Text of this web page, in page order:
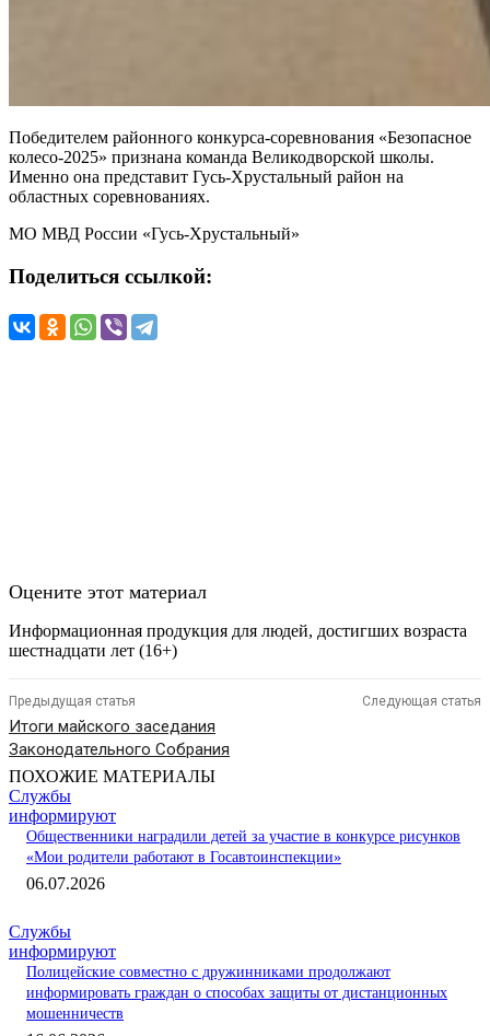
Победителем районного конкурса-соревнования «Безопасное
колесо-2025» признана команда Великодворской школы.
Именно она представит Гусь-Хрустальный район на
областных соревнованиях.
МО МВД России «Гусь-Хрустальный»
Поделиться ссылкой:
Оцените этот материал
Информационная продукция для людей, достигших возраста
шестнадцати лет (16+)
Предыдущая статья
Итоги майского заседания
Законодательного Собрания
Следующая статья
ПОХОЖИЕ МАТЕРИАЛЫ
Службы
информируют
Общественники наградили детей за участие в конкурсе рисунков
«Мои родители работают в Госавтоинспекции»
06.07.2026
Службы
информируют
Полицейские совместно с дружинниками продолжают
информировать граждан о способах защиты от дистанционных
мошенничеств